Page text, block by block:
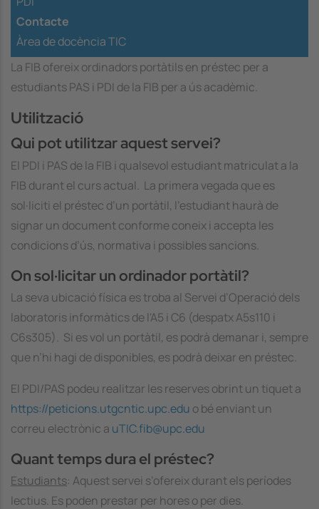
Contacte
Àrea de docència TIC
La FIB ofereix ordinadors portàtils en préstec per a
estudiants PAS i PDI de la FIB per a ús acadèmic.
Utilització
Qui pot utilitzar aquest servei?
El PDI i PAS de la FIB i qualsevol estudiant matriculat a la
FIB durant el curs actual. La primera vegada que es
sol·liciti el préstec d’un portàtil, l’estudiant haurà de
signar un document conforme coneix i accepta les
condicions d’ús, normativa i possibles sancions.
On sol·licitar un ordinador portàtil?
La seva ubicació física es troba al Servei d’Operació dels
laboratoris informàtics de l'A5 i C6 (despatx A5s110 i
C6s305). Si es vol un portàtil, es podrà demanar i, sempre
que n’hi hagi de disponibles, es podrà deixar en préstec.
El PDI/PAS podeu realitzar les reserves obrint un tiquet a
https://peticions.utgcntic.upc.edu o bé enviant un
correu electrònic a uTIC.fib@upc.edu
Quant temps dura el préstec?
Estudiants: Aquest servei s’ofereix durant els períodes
lectius. Es poden prestar per hores o per dies.